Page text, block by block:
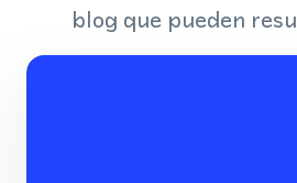
blog que pueden